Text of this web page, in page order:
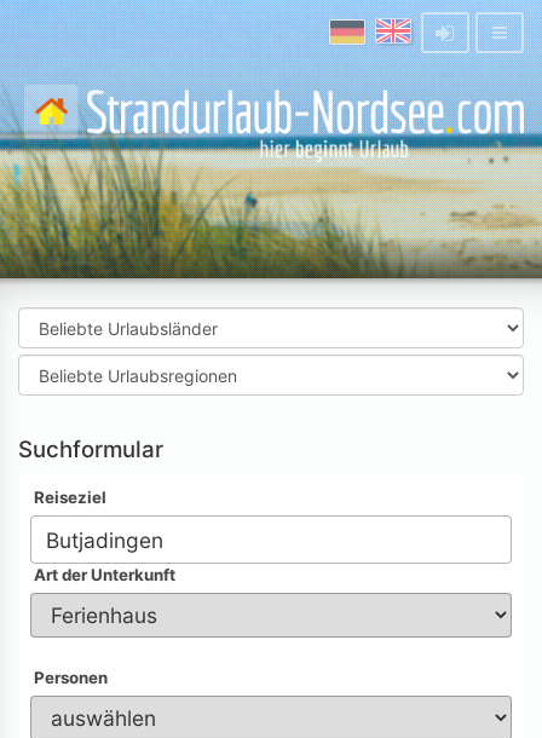
Suchformular
Reiseziel
Art der Unterkunft
Personen